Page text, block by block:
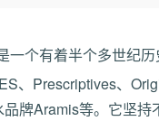
一个有着半个多世纪
、Prescriptives、
牌Aramis等。它坚